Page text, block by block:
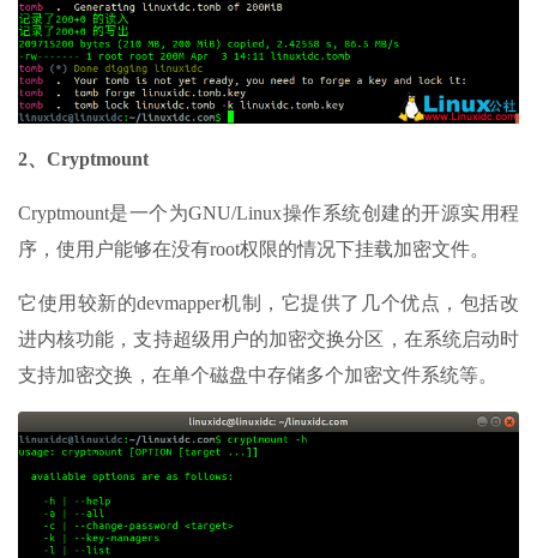
2、Cryptmount
Cryptmount是一个为GNU/Linux操作系统创建的开源实用程
序，使用户能够在没有root权限的情况下挂载加密文件。
它使用较新的devmapper机制，它提供了几个优点，包括改
进内核功能，支持超级用户的加密交换分区，在系统启动时
支持加密交换，在单个磁盘中存储多个加密文件系统等。